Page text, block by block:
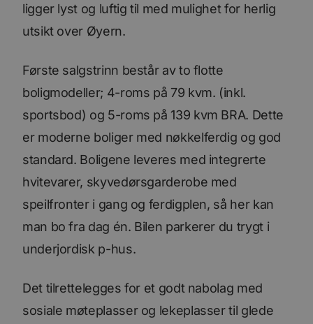
ligger lyst og luftig til med mulighet for herlig
utsikt over Øyern.
Første salgstrinn består av to flotte
boligmodeller; 4-roms på 79 kvm. (inkl.
sportsbod) og 5-roms på 139 kvm BRA. Dette
er moderne boliger med nøkkelferdig og god
standard. Boligene leveres med integrerte
hvitevarer, skyvedørsgarderobe med
speilfronter i gang og ferdigplen, så her kan
man bo fra dag én. Bilen parkerer du trygt i
underjordisk p-hus.
Det tilrettelegges for et godt nabolag med
sosiale møteplasser og lekeplasser til glede